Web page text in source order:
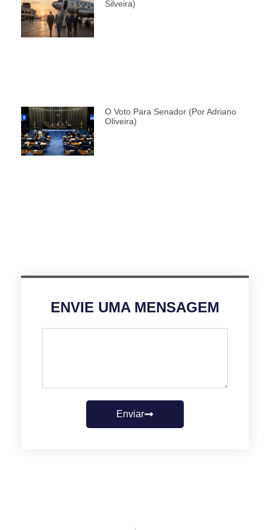
Silveira)
O Voto Para Senador (por Adriano
Oliveira)
ENVIE UMA MENSAGEM
Enviar